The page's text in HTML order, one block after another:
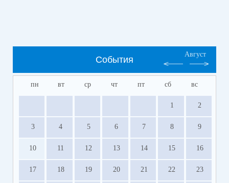
События
Август
пн вт ср чт пт сб вс
1 2
3 4 5 6 7 8 9
10 11 12 13 14 15 16
17 18 19 20 21 22 23